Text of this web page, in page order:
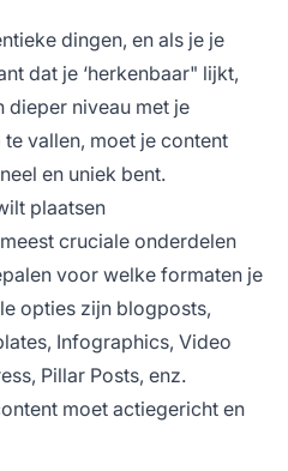
dingen, en als je je
dat je ‘herkenbaar" lijkt,
dieper niveau met je
vallen, moet je content
en uniek bent.
plaatsen
cruciale onderdelen
voor welke formaten je
opties zijn blogposts,
Infographics, Video
Pillar Posts, enz.
moet actiegericht en